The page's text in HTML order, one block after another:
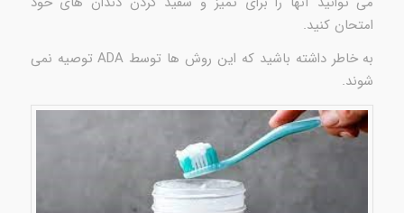
امتحان کنید.
به خاطر داشته باشید که این روش ها توسط ADA توصیه نمی
شوند.